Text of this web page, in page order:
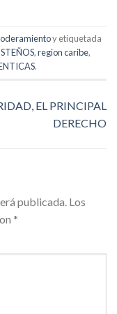
y etiquetada
,region caribe,
.
EL PRINCIPAL
DERECHO
publicada. Los
*